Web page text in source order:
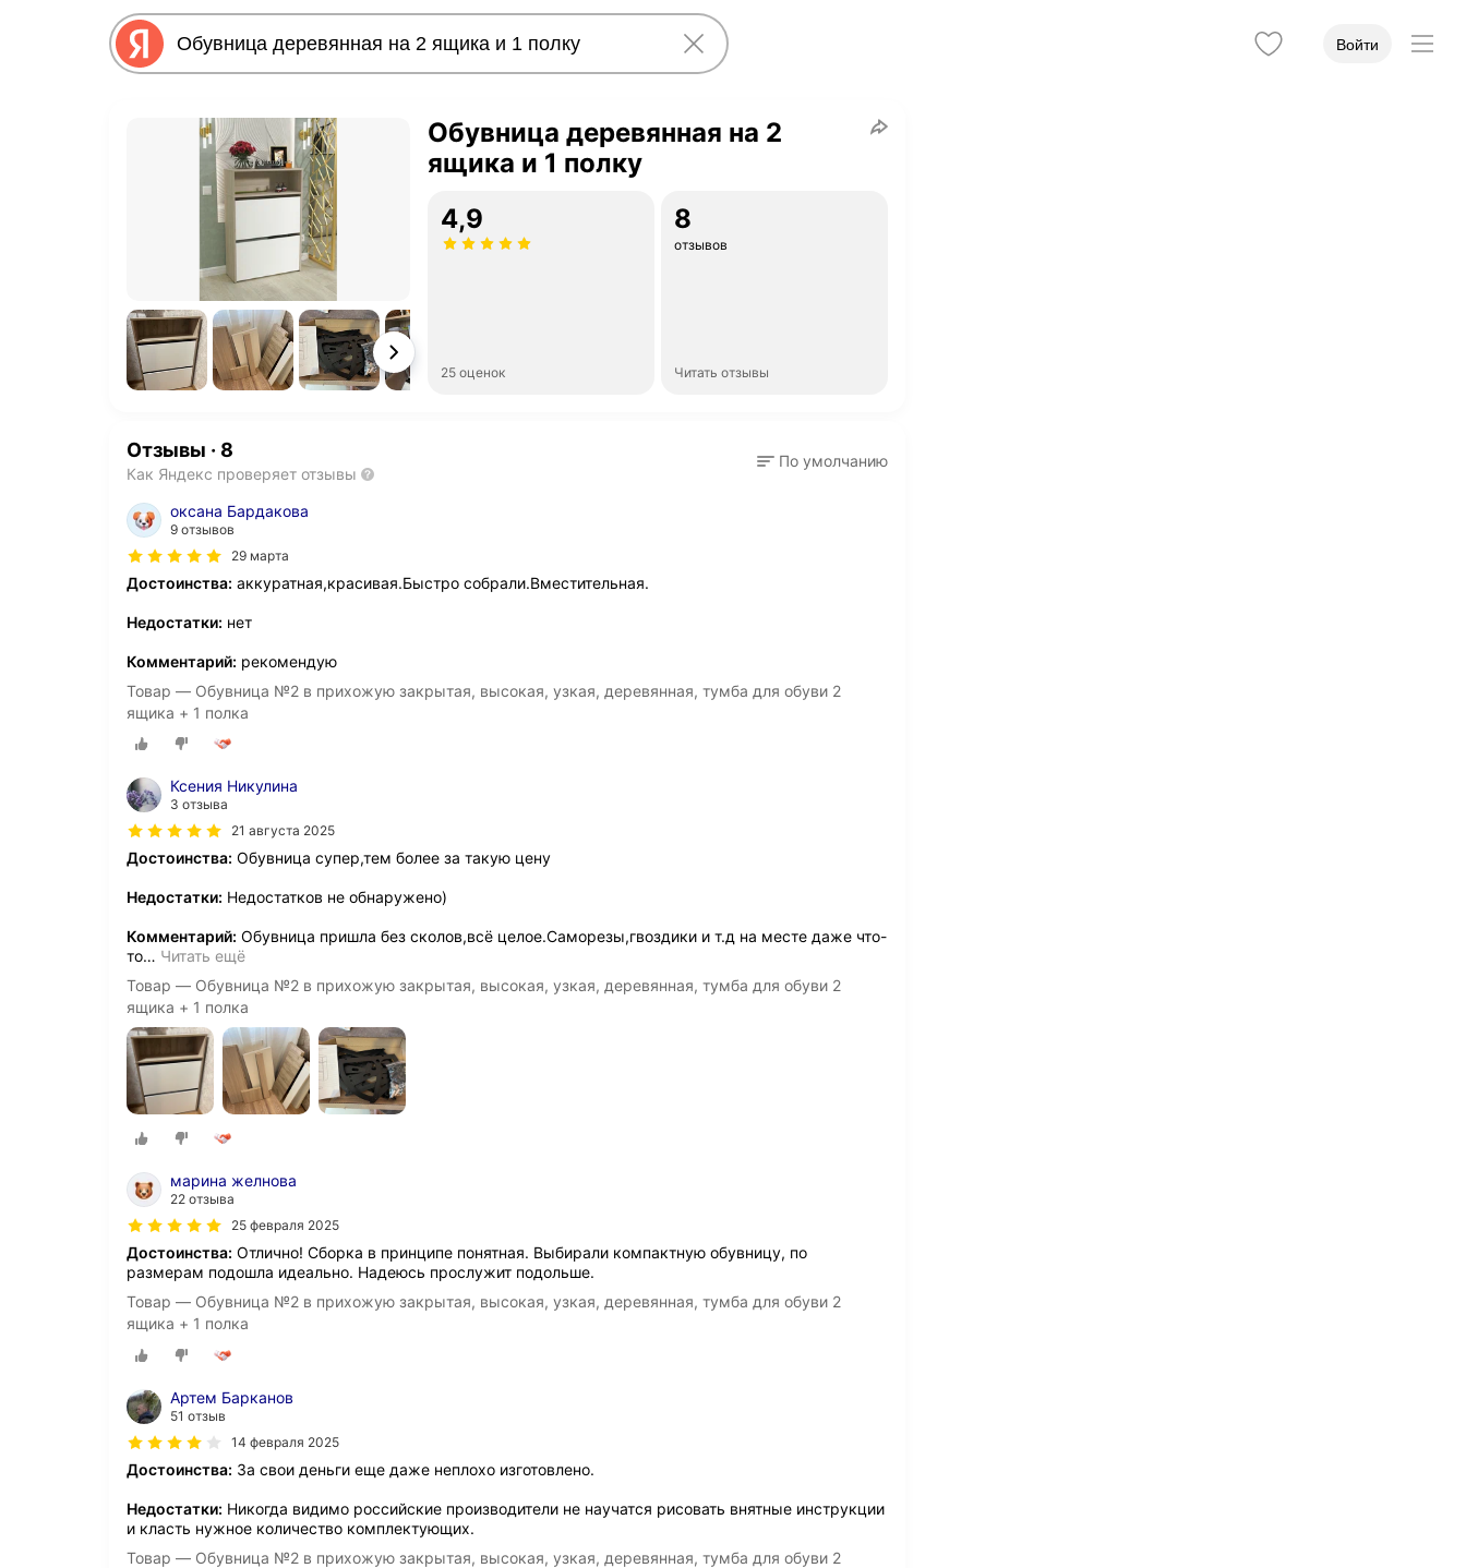
Войти
Обувница деревянная на 2
ящика и 1 полку
4,9
25 оценок
8
отзывов
Читать отзывы
Отзывы · 8
Как Яндекс проверяет отзывы
По умолчанию
оксана Бардакова
9 отзывов
29 марта
Достоинства: аккуратная,красивая.Быстро собрали.Вместительная.
Недостатки: нет
Комментарий: рекомендую
Товар — Обувница №2 в прихожую закрытая, высокая, узкая, деревянная, тумба для обуви 2
ящика + 1 полка
Ксения Никулина
3 отзыва
21 августа 2025
Достоинства: Обувница супер,тем более за такую цену
Недостатки: Недостатков не обнаружено)
Комментарий: Обувница пришла без сколов,всё целое.Саморезы,гвоздики и т.д на месте даже что-
то… Читать ещё
Товар — Обувница №2 в прихожую закрытая, высокая, узкая, деревянная, тумба для обуви 2
ящика + 1 полка
марина желнова
22 отзыва
25 февраля 2025
Достоинства: Отлично! Сборка в принципе понятная. Выбирали компактную обувницу, по
размерам подошла идеально. Надеюсь прослужит подольше.
Товар — Обувница №2 в прихожую закрытая, высокая, узкая, деревянная, тумба для обуви 2
ящика + 1 полка
Артем Барканов
51 отзыв
14 февраля 2025
Достоинства: За свои деньги еще даже неплохо изготовлено.
Недостатки: Никогда видимо российские производители не научатся рисовать внятные инструкции
и класть нужное количество комплектующих.
Товар — Обувница №2 в прихожую закрытая, высокая, узкая, деревянная, тумба для обуви 2